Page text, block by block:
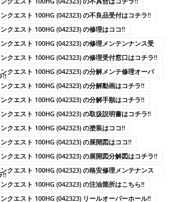
クエスト 100HG (042323) の不良品受付はコチラ!!
クエスト 100HG (042323) の修理はココ!!
クエスト 100HG (042323) の修理メンテンナンス受
クエスト 100HG (042323) の修理受付窓口はコチラ!!
クエスト 100HG (042323) の分解メンテ修理オーバ
!!
クエスト 100HG (042323) の分解動画はコチラ!!
クエスト 100HG (042323) の分解手順はコチラ!!
クエスト 100HG (042323) の取扱説明書はコチラ!!
クエスト 100HG (042323) の塗装はココ!!
クエスト 100HG (042323) の展開図はココ!!
クエスト 100HG (042323) の展開図分解図はコチラ!!
クエスト 100HG (042323) の格安修理メンテナンス
!!
クエスト 100HG (042323) の注油箇所はこちら!!
クエスト 100HG (042323) リールオーバーホール!!